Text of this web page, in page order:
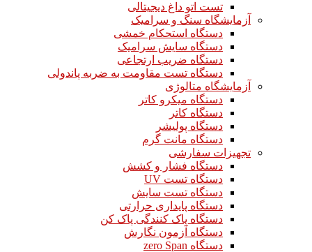
تست اتو داغ دیجیتالی
آزمایشگاه سنگ و سرامیک
دستگاه استحکام خمشی
دستگاه سایش سرامیک
دستگاه ضریب ارتجاعی
دستگاه تست مقاومت به ضربه پاندولی
آزمایشگاه متالوژی
دستگاه میکرو کاتر
دستگاه کاتر
دستگاه پولیشر
دستگاه مانت گرم
تجهیزات سفارشی
دستگاه فشار و کشش
دستگاه تست UV
دستگاه تست سایش
دستگاه پایداری حرارتی
دستگاه پاک کنندگی پاک کن
دستگاه آزمون نگارش
دستگاه zero Span